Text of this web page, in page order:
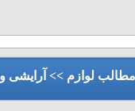
مطالب لوازم >> آرایشی